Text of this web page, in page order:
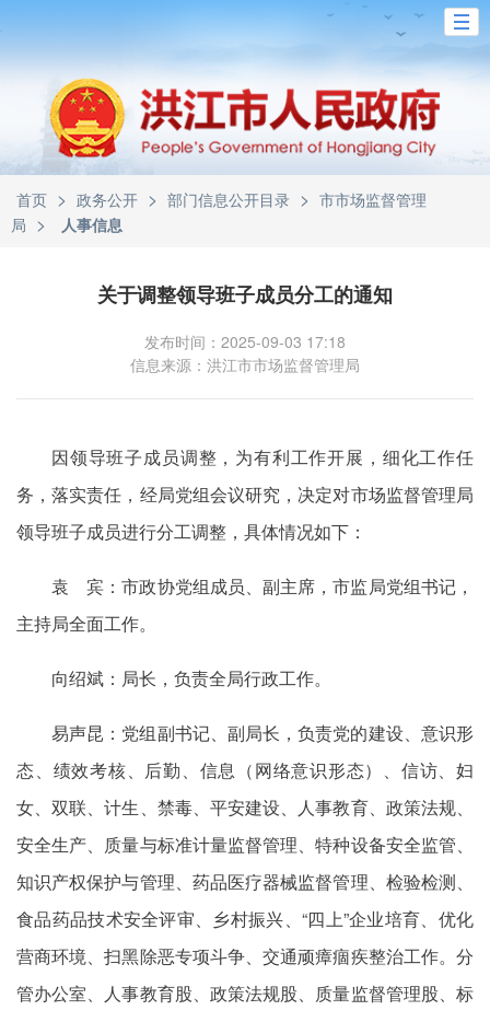
首页 > 政务公开 > 部门信息公开目录 > 市市场监督管理
局 > 人事信息
关于调整领导班子成员分工的通知
发布时间：2025-09-03 17:18
信息来源：洪江市市场监督管理局
因领导班子成员调整，为有利工作开展，细化工作任
务，落实责任，经局党组会议研究，决定对市场监督管理局
领导班子成员进行分工调整，具体情况如下：
袁 宾：市政协党组成员、副主席，市监局党组书记，
主持局全面工作。
向绍斌：局长，负责全局行政工作。
易声昆：党组副书记、副局长，负责党的建设、意识形
态、绩效考核、后勤、信息（网络意识形态）、信访、妇
女、双联、计生、禁毒、平安建设、人事教育、政策法规、
安全生产、质量与标准计量监督管理、特种设备安全监管、
知识产权保护与管理、药品医疗器械监督管理、检验检测、
食品药品技术安全评审、乡村振兴、“四上”企业培育、优化
营商环境、扫黑除恶专项斗争、交通顽瘴痼疾整治工作。分
管办公室、人事教育股、政策法规股、质量监督管理股、标